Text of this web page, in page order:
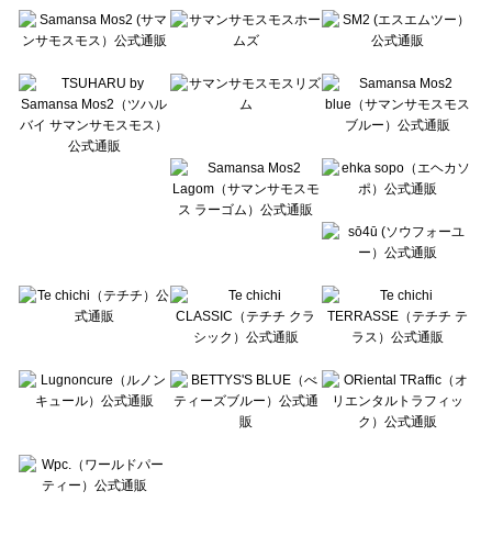
Te chichi（テチチ）の一覧
Te chichi CLASSIC（テチチ クラシック）の一覧
Lugnoncure（ルノンキュール）の一覧
BETTY'S BLUE（べティーズブルー）の一覧
Wpc.（ワールドパーティー）の一覧